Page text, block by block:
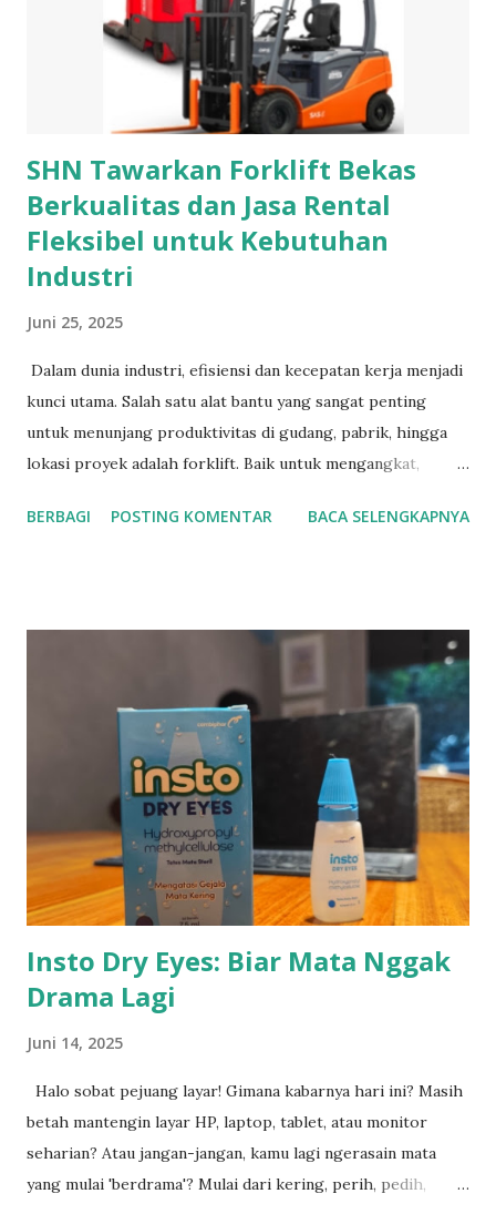
untuk bagian hiasan biasanya terbuat dari bahan bahan yang
berharga seperti berlian, mutiara, ruby, emerald, garnet dan
safir. Selain sebagai hiasan, kalung juga berfungsi sebagai
simbol dari kekayaan atau status tertentu di Masyarakat....
SHN Tawarkan Forklift Bekas
Berkualitas dan Jasa Rental
Fleksibel untuk Kebutuhan
Industri
Juni 25, 2025
Dalam dunia industri, efisiensi dan kecepatan kerja menjadi
kunci utama. Salah satu alat bantu yang sangat penting
untuk menunjang produktivitas di gudang, pabrik, hingga
lokasi proyek adalah forklift. Baik untuk mengangkat,
menghemat waktu dan tenaga. Menyadari kebutuhan
Tidak semua bisnis membutuhkan forklift baru. Bagi
perusahaan yang ingin menekan anggaran tanpa
mengorbankan kualitas, memilih forklift bekas bisa menjadi
langkah cerdas. SHN menyediakan berbagai unit forklift
second yang masih dalam kondisi prima dan layak
operasional. Setiap unit telah melalui proses inspeksi
menyeluruh oleh teknisi berpengalaman sebelum
ditawarkan kepada pelanggan. Forklift bekas dari SHN
memiliki keunggulan: ● Harga lebih terjangkau dibanding
unit baru ●...
BERBAGI POSTING KOMENTAR BACA SELENGKAPNYA
Insto Dry Eyes: Biar Mata Nggak
Drama Lagi
Juni 14, 2025
Halo sobat pejuang layar! Gimana kabarnya hari ini? Masih
betah mantengin layar HP, laptop, tablet, atau monitor
seharian? Atau jangan-jangan, kamu lagi ngerasain mata
yang mulai 'berdrama'? Mulai dari kering, perih, pedih,